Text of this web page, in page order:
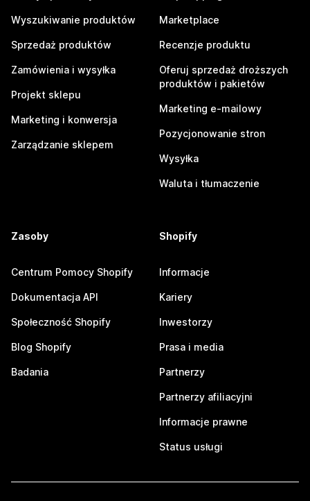
Wyszukiwanie produktów
Sprzedaż produktów
Zamówienia i wysyłka
Projekt sklepu
Marketing i konwersja
Zarządzanie sklepem
Marketplace
Recenzje produktu
Oferuj sprzedaż droższych
produktów i pakietów
Marketing e-mailowy
Pozycjonowanie stron
Wysyłka
Waluta i tłumaczenie
Zasoby
Centrum Pomocy Shopify
Dokumentacja API
Społeczność Shopify
Blog Shopify
Badania
Shopify
Informacje
Kariery
Inwestorzy
Prasa i media
Partnerzy
Partnerzy afiliacyjni
Informacje prawne
Status usługi